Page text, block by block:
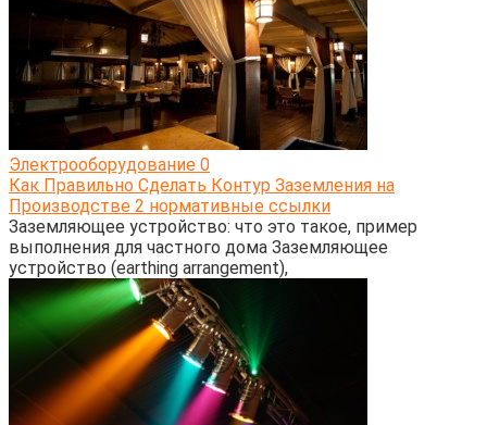
Электрооборудование 0
Как Правильно Сделать Контур Заземления на
Производстве 2 нормативные ссылки
Заземляющее устройство: что это такое, пример
выполнения для частного дома Заземляющее
устройство (earthing arrangement),